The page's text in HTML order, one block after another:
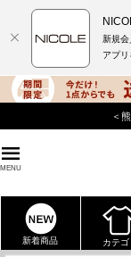
＜
MENU
新着商品 カテゴ
新規会
アプ